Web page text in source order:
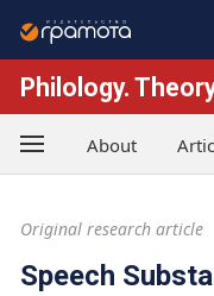
Philology.
About
Original research article
Speech